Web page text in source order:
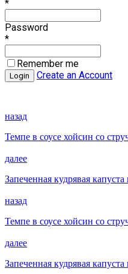
*
Password
*
Remember me
Create an Account
назад
Темпе в соусе хойсин со
далее
Запеченная кудрявая
назад
Темпе в соусе хойсин со
далее
Запеченная кудрявая